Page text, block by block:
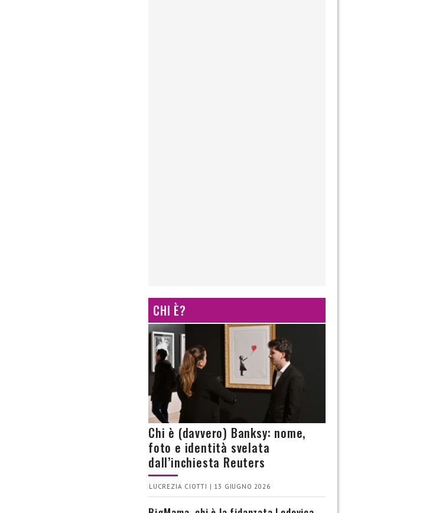
CHI È?
Chi è (davvero) Banksy: nome,
foto e identità svelata
dall’inchiesta Reuters
LUCREZIA CIOTTI | 13 GIUGNO 2026